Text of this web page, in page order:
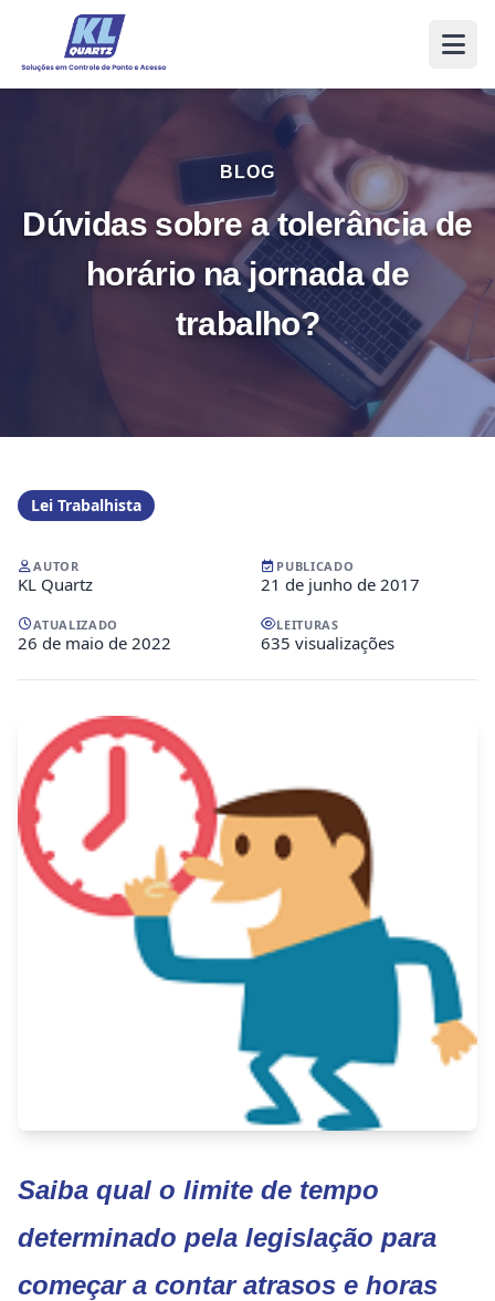
BLOG
Dúvidas sobre a tolerância de
horário na jornada de
trabalho?
Lei Trabalhista
AUTOR
KL Quartz
PUBLICADO
21 de junho de 2017
ATUALIZADO
26 de maio de 2022
LEITURAS
635 visualizações
Saiba qual o limite de tempo
determinado pela legislação para
começar a contar atrasos e horas